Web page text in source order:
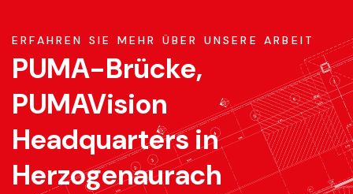
ERFAHREN SIE MEHR ÜBER UNSERE ARBEIT
PUMA-Brücke,
PUMAVision
Headquarters in
Herzogenaurach